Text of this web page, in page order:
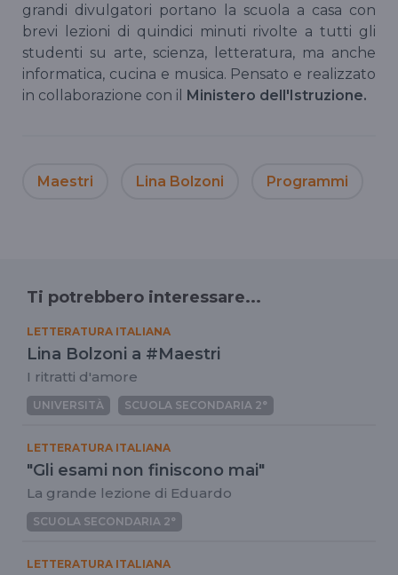
grandi divulgatori portano la scuola a casa con
brevi lezioni di quindici minuti rivolte a tutti gli
studenti su arte, scienza, letteratura, ma anche
informatica, cucina e musica. Pensato e realizzato
in collaborazione con il Ministero dell'Istruzione.
Maestri Lina Bolzoni Programmi
Ti potrebbero interessare...
LETTERATURA ITALIANA
Lina Bolzoni a #Maestri
I ritratti d'amore
UNIVERSITÀ SCUOLA SECONDARIA 2°
LETTERATURA ITALIANA
"Gli esami non finiscono mai"
La grande lezione di Eduardo
SCUOLA SECONDARIA 2°
LETTERATURA ITALIANA